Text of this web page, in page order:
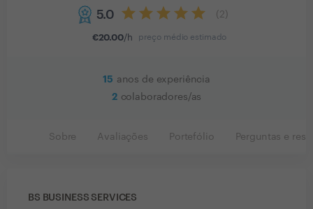
5.0 2
€20.00/h preço médio estimado
15 anos de experiência
2 colaboradores/as
Sobre Avaliações Portefólio Perguntas e
BS BUSINESS SERVICES